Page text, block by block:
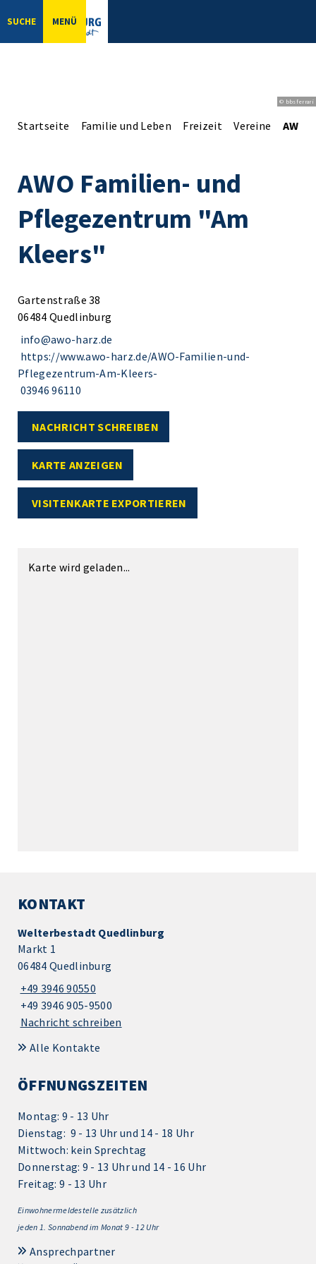
SUCHE MENÜ
© bbsferrari
Startseite Familie und Leben Freizeit Vereine AWO
AWO Familien- und
Pflegezentrum "Am
Kleers"
Gartenstraße 38
06484 Quedlinburg
info@awo-harz.de
https://www.awo-harz.de/AWO-Familien-und-
Pflegezentrum-Am-Kleers-
03946 96110
NACHRICHT SCHREIBEN
KARTE ANZEIGEN
VISITENKARTE EXPORTIEREN
Karte wird geladen...
KONTAKT
Welterbestadt Quedlinburg
Markt 1
06484 Quedlinburg
+49 3946 90550
+49 3946 905-9500
Nachricht schreiben
Alle Kontakte
ÖFFNUNGSZEITEN
Montag: 9 - 13 Uhr
Dienstag: 9 - 13 Uhr und 14 - 18 Uhr
Mittwoch: kein Sprechtag
Donnerstag: 9 - 13 Uhr und 14 - 16 Uhr
Freitag: 9 - 13 Uhr
Einwohnermeldestelle zusätzlich
jeden 1. Sonnabend im Monat 9 - 12 Uhr
Ansprechpartner